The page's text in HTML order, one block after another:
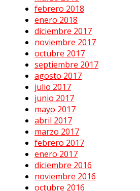
febrero 2018
enero 2018
diciembre 2017
noviembre 2017
octubre 2017
septiembre 2017
agosto 2017
julio 2017
junio 2017
mayo 2017
abril 2017
marzo 2017
febrero 2017
enero 2017
diciembre 2016
noviembre 2016
octubre 2016